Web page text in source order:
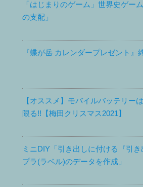
「はじまりのゲーム」世界史ゲー
の支配」
『蝶が岳 カレンダープレゼント』
【オススメ】モバイルバッテリー
限る!!【梅田クリスマス2021】
ミニDIY「引き出しに付ける『引
プラ(ラベル)のデータを作成」